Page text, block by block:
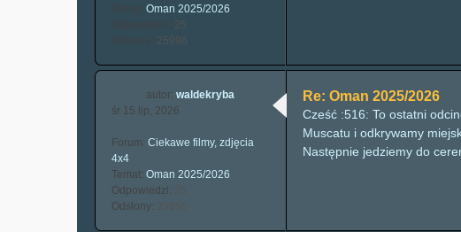
Oman 2025/2026
25
25996
autor: waldekryba
śr 15 lip, 2026
Forum: Ciekawe filmy, zdjęcia
4x4
Temat: Oman 2025/2026
Odpowiedzi:
25
Odsłony:
25996
Re: Oman 2025/2026
Cześć :516: To ostatni
Muscatu i odkrywamy
Następnie jedziemy do